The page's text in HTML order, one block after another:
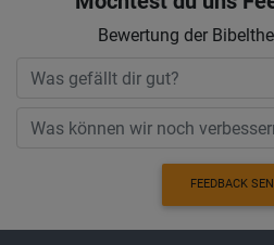
Bewertung der
FEEDBACK